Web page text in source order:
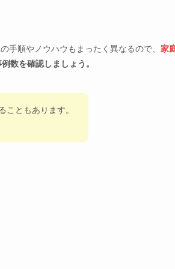
手順やノウハウもまったく異なるので、 家
数を確認しましょう。
ともあります。